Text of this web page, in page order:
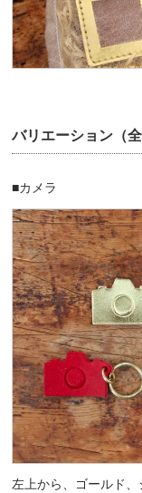
バリエーション（全
■カメラ
左上から、ゴールド